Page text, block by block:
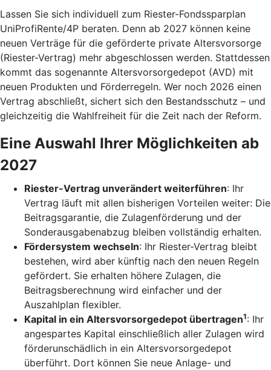
Lassen Sie sich individuell zum Riester-Fondssparplan
UniProfiRente/4P beraten. Denn ab 2027 können keine
neuen Verträge für die geförderte private Altersvorsorge
(Riester-Vertrag) mehr abgeschlossen werden. Stattdessen
kommt das sogenannte Altersvorsorgedepot (AVD) mit
neuen Produkten und Förderregeln. Wer noch 2026 einen
Vertrag abschließt, sichert sich den Bestandsschutz – und
gleichzeitig die Wahlfreiheit für die Zeit nach der Reform.
Eine Auswahl Ihrer Möglichkeiten ab
2027
Riester-Vertrag unverändert weiterführen: Ihr
Vertrag läuft mit allen bisherigen Vorteilen weiter: Die
Beitragsgarantie, die Zulagenförderung und der
Sonderausgabenabzug bleiben vollständig erhalten.
Fördersystem wechseln: Ihr Riester-Vertrag bleibt
bestehen, wird aber künftig nach den neuen Regeln
gefördert. Sie erhalten höhere Zulagen, die
Beitragsberechnung wird einfacher und der
Auszahlplan flexibler.
Kapital in ein Altersvorsorgedepot übertragen1: Ihr
angespartes Kapital einschließlich aller Zulagen wird
förderunschädlich in ein Altersvorsorgedepot
überführt. Dort können Sie neue Anlage- und